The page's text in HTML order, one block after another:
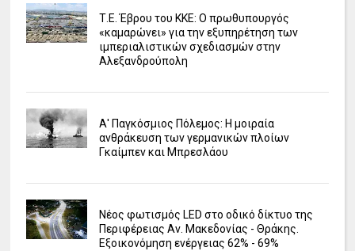
Τ.Ε. Έβρου του ΚΚΕ: Ο πρωθυπουργός
«καμαρώνει» για την εξυπηρέτηση των
ιμπεριαλιστικών σχεδιασμών στην
Αλεξανδρούπολη
Α' Παγκόσμιος Πόλεμος: Η μοιραία
ανθράκευση των γερμανικών πλοίων
Γκαίμπεν και Μπρεσλάου
Νέος φωτισμός LED στο οδικό δίκτυο της
Περιφέρειας Αν. Μακεδονίας - Θράκης.
Εξοικονόμηση ενέργειας 62% - 69%